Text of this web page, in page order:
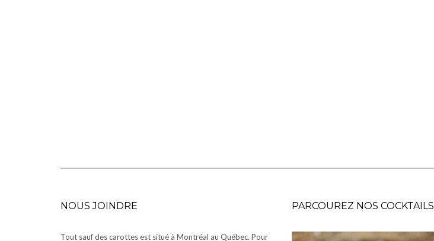
NOUS JOINDRE
Tout sauf des carottes est situé à Montréal au Québec. Pour
PARCOUREZ NOS COCKTAILS